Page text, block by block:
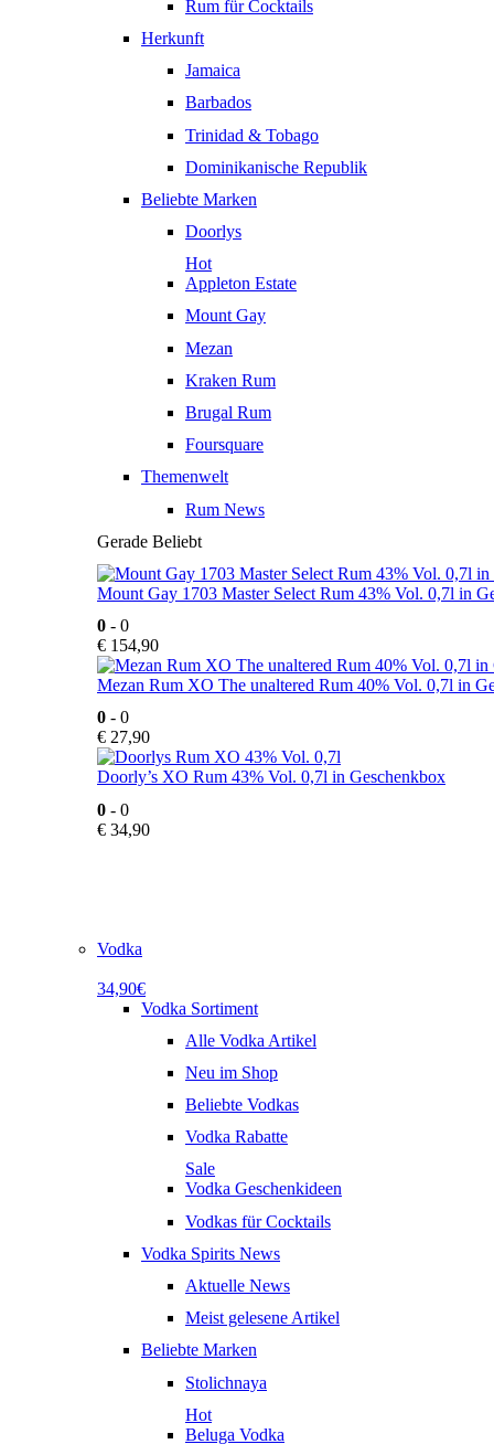
Rum für Cocktails
Herkunft
Jamaica
Barbados
Trinidad & Tobago
Dominikanische Republik
Beliebte Marken
Doorlys
Hot
Appleton Estate
Mount Gay
Mezan
Kraken Rum
Brugal Rum
Foursquare
Themenwelt
Rum News
Gerade Beliebt
Mount Gay 1703 Master Select Rum 43% Vol. 0,7l in
0 - 0
€ 154,90
Mezan Rum XO The unaltered Rum 40% Vol. 0,7l in
0 - 0
€ 27,90
Doorly’s XO Rum 43% Vol. 0,7l in Geschenkbox
0 - 0
€ 34,90
Vodka
34,90€
Vodka Sortiment
Alle Vodka Artikel
Neu im Shop
Beliebte Vodkas
Vodka Rabatte
Sale
Vodka Geschenkideen
Vodkas für Cocktails
Vodka Spirits News
Aktuelle News
Meist gelesene Artikel
Beliebte Marken
Stolichnaya
Hot
Beluga Vodka